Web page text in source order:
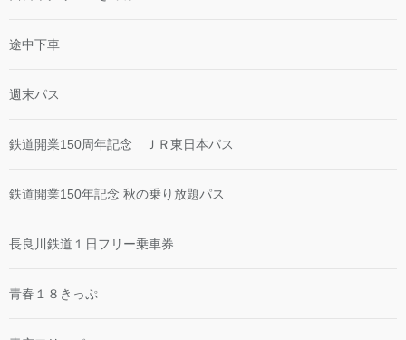
途中下車
週末パス
鉄道開業150周年記念 ＪＲ東日本パス
鉄道開業150年記念 秋の乗り放題パス
長良川鉄道１日フリー乗車券
青春１８きっぷ